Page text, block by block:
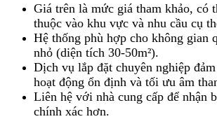
Giá trên là mức giá tham khảo, có
thuộc vào khu vực và nhu cầu cụ
Hệ thống phù hợp cho không gian
nhỏ (diện tích 30-50m²).
Dịch vụ lắp đặt chuyên nghiệp
hoạt động ổn định và tối ưu âm
Liên hệ với nhà cung cấp để nhận
chính xác hơn.